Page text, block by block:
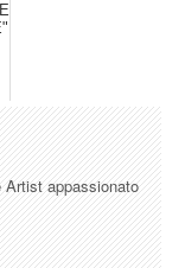
appassionato